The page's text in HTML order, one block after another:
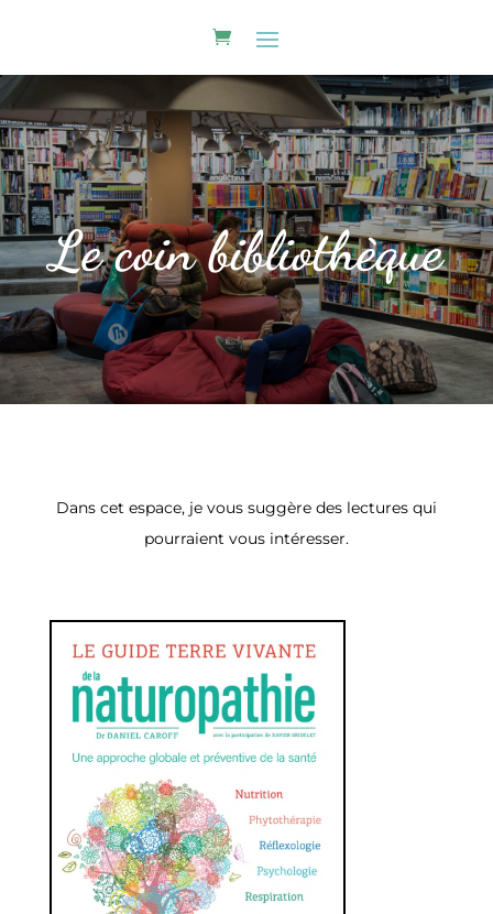
Le coin bibliothèque
Dans cet espace, je vous suggère des lectures qui
pourraient vous intéresser.